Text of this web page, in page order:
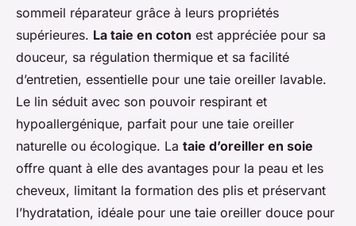
sommeil réparateur grâce à leurs propriétés
supérieures. La taie en coton est appréciée pour sa
douceur, sa régulation thermique et sa facilité
d’entretien, essentielle pour une taie oreiller lavable.
Le lin séduit avec son pouvoir respirant et
hypoallergénique, parfait pour une taie oreiller
naturelle ou écologique. La taie d’oreiller en soie
offre quant à elle des avantages pour la peau et les
cheveux, limitant la formation des plis et préservant
l’hydratation, idéale pour une taie oreiller douce pour